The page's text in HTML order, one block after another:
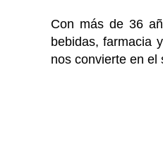
Con más de 36
bebidas, farmacia
nos convierte en el